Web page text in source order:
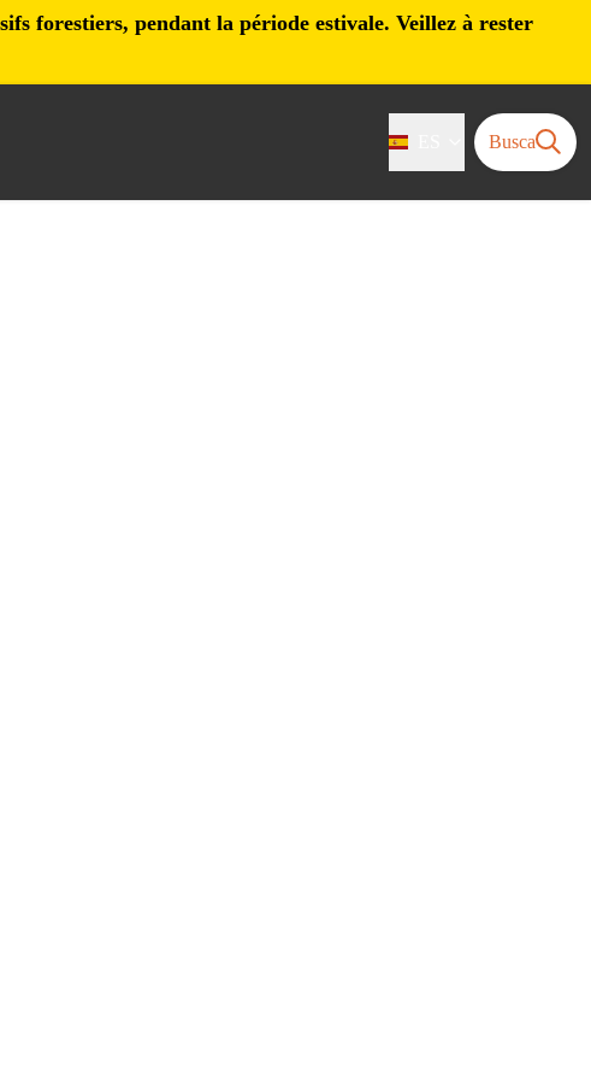
forestiers, pendant la période estivale. Veillez à rester
Busca